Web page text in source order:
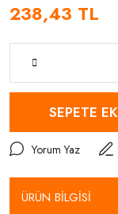
238,43 TL
SEPETE
Yorum Yaz
ÜRÜN BİLGİSİ